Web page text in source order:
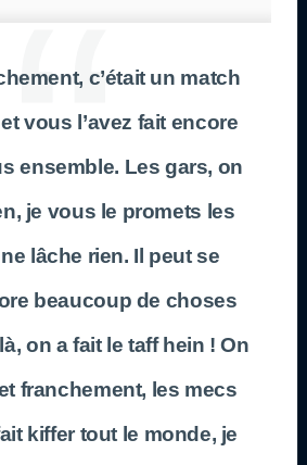
c’était un match
vous l’avez fait encore
ensemble. Les gars, on
je vous le promets les
lâche rien. Il peut se
beaucoup de choses
on a fait le taff hein ! On
franchement, les mecs
kiffer tout le monde, je